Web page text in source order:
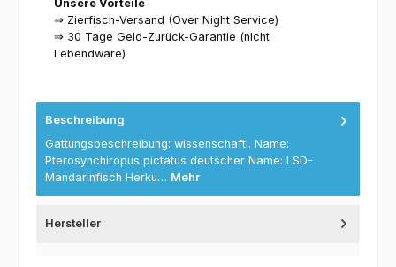
Unsere Vorteile
⇒ Zierfisch-Versand (Over Night Service)
⇒ 30 Tage Geld-Zurück-Garantie (nicht
Lebendware)
Beschreibung
Gattungsbeschreibung: wissenschaftl. Name:
Pterosynchiropus pictatus deutscher Name: LSD-
Mandarinfisch Herku… Mehr
Hersteller